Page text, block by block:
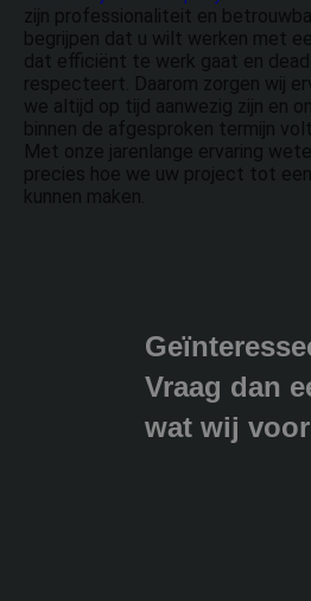
zijn professionaliteit en
begrijpen dat u wilt werken met
dat efficiënt te werk gaat en
respecteert. Daarom zorgen wij
we altijd op tijd aanwezig zijn en
binnen de afgesproken termijn
Met onze jarenlange ervaring
precies hoe we uw project tot een
kunnen maken.
Vraag dan
wat wij